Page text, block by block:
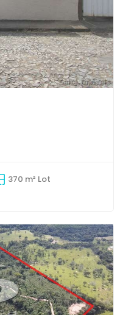
370 m² Lot